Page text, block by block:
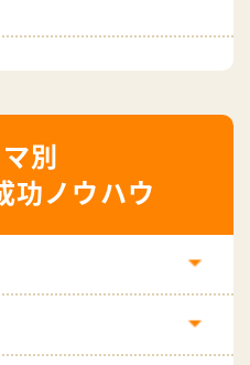
功ノウハウ